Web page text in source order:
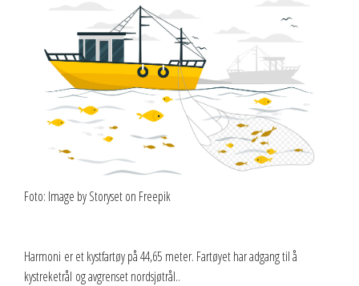
For medlemmer
Om oss
Kontakt oss
Foto: Image by Storyset on Freepik
Harmoni er et kystfartøy på 44,65 meter. Fartøyet har adgang til å
kystreketrål og avgrenset nordsjøtrål..